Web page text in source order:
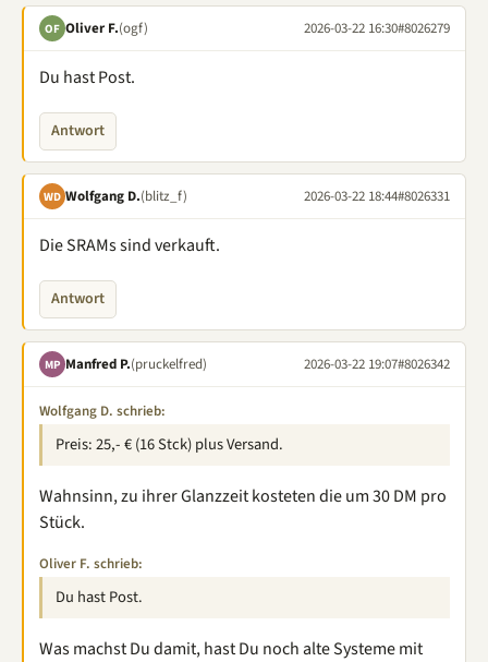
OF Oliver F.(ogf) 2026-03-22 16:30#8026279
Du hast Post.
Antwort
WD Wolfgang D.(blitz_f) 2026-03-22 18:44#8026331
Die SRAMs sind verkauft.
Antwort
MP Manfred P.(pruckelfred) 2026-03-22 19:07#8026342
Wolfgang D. schrieb:
Preis: 25,- € (16 Stck) plus Versand.
Wahnsinn, zu ihrer Glanzzeit kosteten die um 30 DM pro
Stück.
Oliver F. schrieb:
Du hast Post.
Was machst Du damit, hast Du noch alte Systeme mit